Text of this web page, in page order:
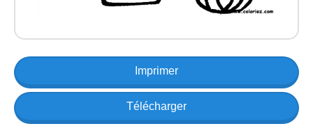
Imprimer
Télécharger